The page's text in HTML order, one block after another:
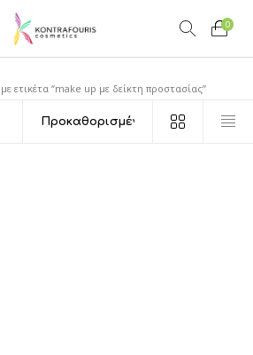
0
ετικέτα “make up με δείκτη προστασίας”